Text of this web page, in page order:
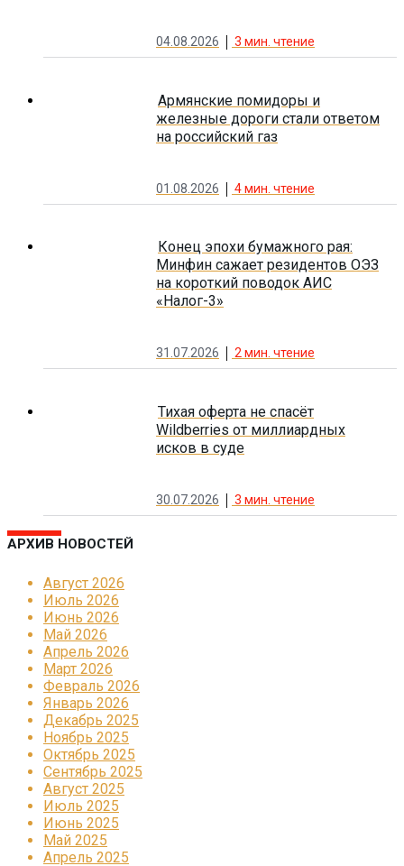
04.08.2026 3 мин. чтение
Армянские помидоры и
железные дороги стали ответом
на российский газ
01.08.2026 4мин. чтение
Конец эпохи бумажного рая:
Минфин сажает резидентов ОЭЗ
на короткий поводок АИС
«Налог-3»
31.07.2026 2мин. чтение
Тихая оферта не спасёт
Wildberries от миллиардных
исков в суде
30.07.2026 3 мин. чтение
АРХИВ НОВОСТЕЙ
Август 2026
Июль 2026
Июнь 2026
Май 2026
Апрель 2026
Март 2026
Февраль 2026
Январь 2026
Декабрь 2025
Ноябрь 2025
Октябрь 2025
Сентябрь 2025
Август 2025
Июль 2025
Июнь 2025
Май 2025
Апрель 2025